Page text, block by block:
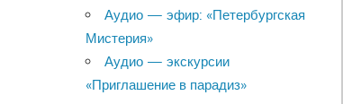
Аудио — эфир: «Петербургская
Мистерия»
Аудио — экскурсии
«Приглашение в парадиз»